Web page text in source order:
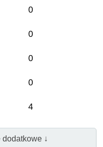
0
0
0
0
4
dodatkowe ↓